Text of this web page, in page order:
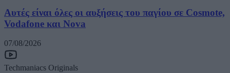
Αυτές είναι όλες οι αυξήσεις του παγίου σε Cosmote,
Vodafone και Nova
07/08/2026
Techmaniacs Originals